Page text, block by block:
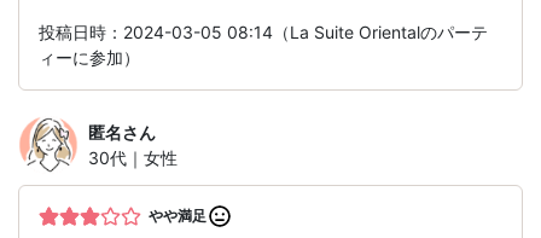
投稿日時：2024-03-05 08:14（La Suite Orientalのパーテ
ィーに参加）
匿名さん
30代｜女性
やや満足